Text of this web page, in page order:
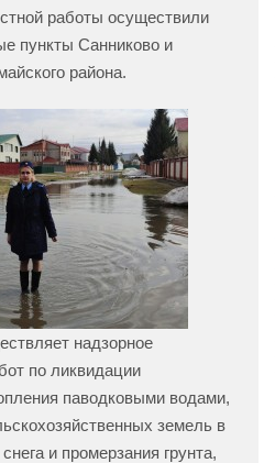
работы осуществили
пункты Санниково и
района.
надзорное
по ликвидации
паводковыми водами,
земель в
и промерзания грунта,